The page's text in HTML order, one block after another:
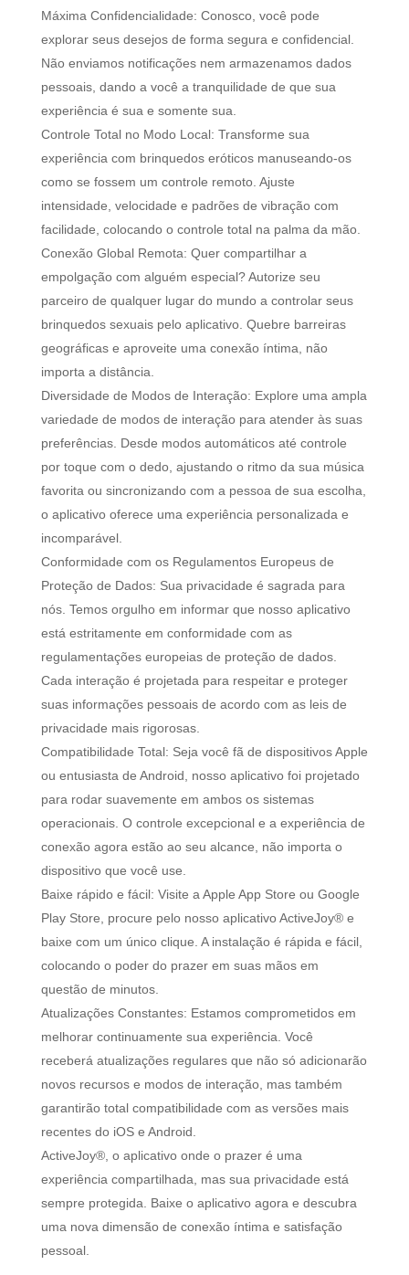
Máxima Confidencialidade: Conosco, você pode
explorar seus desejos de forma segura e confidencial.
Não enviamos notificações nem armazenamos dados
pessoais, dando a você a tranquilidade de que sua
experiência é sua e somente sua.
Controle Total no Modo Local: Transforme sua
experiência com brinquedos eróticos manuseando-os
como se fossem um controle remoto. Ajuste
intensidade, velocidade e padrões de vibração com
facilidade, colocando o controle total na palma da mão.
Conexão Global Remota: Quer compartilhar a
empolgação com alguém especial? Autorize seu
parceiro de qualquer lugar do mundo a controlar seus
brinquedos sexuais pelo aplicativo. Quebre barreiras
geográficas e aproveite uma conexão íntima, não
importa a distância.
Diversidade de Modos de Interação: Explore uma ampla
variedade de modos de interação para atender às suas
preferências. Desde modos automáticos até controle
por toque com o dedo, ajustando o ritmo da sua música
favorita ou sincronizando com a pessoa de sua escolha,
o aplicativo oferece uma experiência personalizada e
incomparável.
Conformidade com os Regulamentos Europeus de
Proteção de Dados: Sua privacidade é sagrada para
nós. Temos orgulho em informar que nosso aplicativo
está estritamente em conformidade com as
regulamentações europeias de proteção de dados.
Cada interação é projetada para respeitar e proteger
suas informações pessoais de acordo com as leis de
privacidade mais rigorosas.
Compatibilidade Total: Seja você fã de dispositivos Apple
ou entusiasta de Android, nosso aplicativo foi projetado
para rodar suavemente em ambos os sistemas
operacionais. O controle excepcional e a experiência de
conexão agora estão ao seu alcance, não importa o
dispositivo que você use.
Baixe rápido e fácil: Visite a Apple App Store ou Google
Play Store, procure pelo nosso aplicativo ActiveJoy® e
baixe com um único clique. A instalação é rápida e fácil,
colocando o poder do prazer em suas mãos em
questão de minutos.
Atualizações Constantes: Estamos comprometidos em
melhorar continuamente sua experiência. Você
receberá atualizações regulares que não só adicionarão
novos recursos e modos de interação, mas também
garantirão total compatibilidade com as versões mais
recentes do iOS e Android.
ActiveJoy®, o aplicativo onde o prazer é uma
experiência compartilhada, mas sua privacidade está
sempre protegida. Baixe o aplicativo agora e descubra
uma nova dimensão de conexão íntima e satisfação
pessoal.